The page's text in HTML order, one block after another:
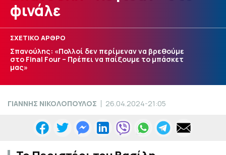
φινάλε
ΣΧΕΤΙΚΟ ΑΡΘΡΟ
Σπανούλης: «Πολλοί δεν περίμεναν να βρεθούμε
στο Final Four – Πρέπει να παίξουμε το μπάσκετ
μας»
ΓΙΑΝΝΗΣ ΝΙΚΟΛΟΠΟΥΛΟΣ 26.04.2024-21:05